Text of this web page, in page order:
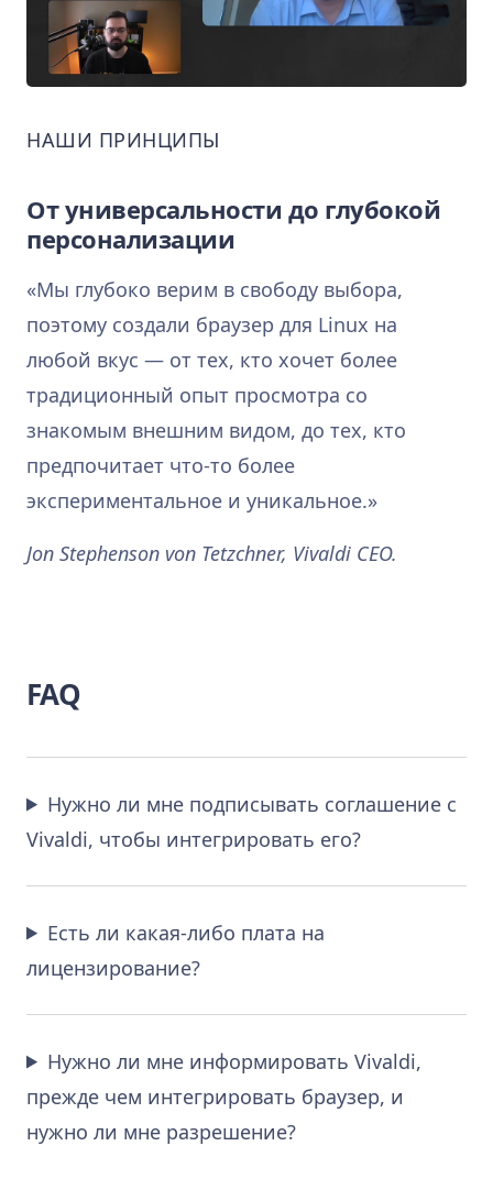
НАШИ ПРИНЦИПЫ
От универсальности до глубокой
персонализации
Мы глубоко верим в свободу выбора,
поэтому создали браузер для Linux на
любой вкус — от тех, кто хочет более
традиционный опыт просмотра со
знакомым внешним видом, до тех, кто
предпочитает что-то более
экспериментальное и уникальное.
Jon Stephenson von Tetzchner, Vivaldi CEO.
FAQ
Нужно ли мне подписывать соглашение с
Vivaldi, чтобы интегрировать его?
Есть ли какая-либо плата на
лицензирование?
Нужно ли мне информировать Vivaldi,
прежде чем интегрировать браузер, и
нужно ли мне разрешение?